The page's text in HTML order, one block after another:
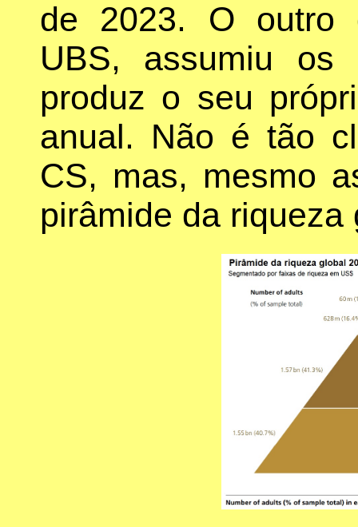
de 2023. O outro
UBS, assumiu
produz o seu
anual. Não é tão
CS, mas, mesmo
pirâmide da